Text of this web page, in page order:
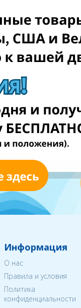
Информация
О нас
Правила и условия
Политика
конфиденциальности